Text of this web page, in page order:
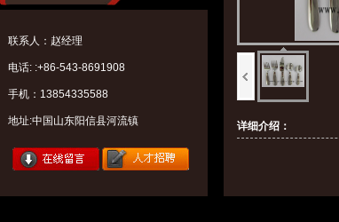
详细介绍：
联系人：赵经理
电话: :+86-543-8691908
手机：13854335588
地址:中国山东阳信县河流镇